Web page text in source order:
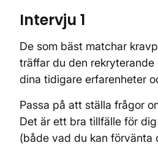
Intervju 1
De som bäst matchar
träffar du den
dina tidigare erfarenheter
Passa på att ställa frågor
Det är ett bra tillfälle för
(både vad du kan förvänta